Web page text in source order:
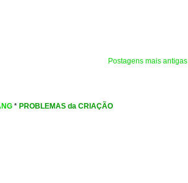
Postagens mais antigas
* PROBLEMAS da CRIAÇÃO